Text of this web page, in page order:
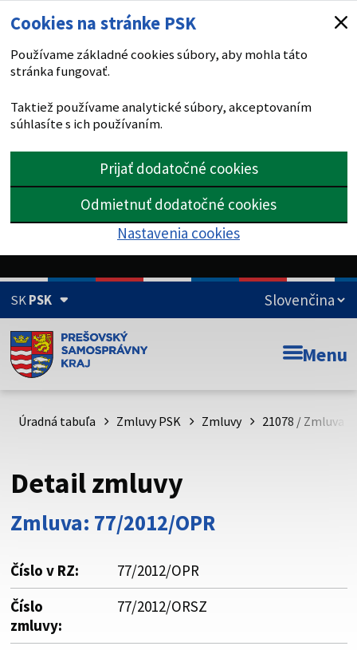
Cookies na stránke PSK
Používame základné cookies súbory, aby mohla táto
stránka fungovať.
Taktiež používame analytické súbory, akceptovaním
súhlasíte s ich používaním.
Prijať dodatočné cookies
Odmietnuť dodatočné cookies
Nastavenia cookies
SKPSK
Doména psk.sk je oficiálna
Toto je oficiálna webová stránka Prešovského
psk.sk.
Buďte pozorní a vždy sa uistite, že zdieľate informácie iba
cez zabezpečenú webovú stránku. Zabezpečená stránka
vždy začína https:// pred názvom domény webového sídla.
Menu
Úradná tabuľa Zmluvy PSK Zmluvy 21078 / Zmluva
Detail zmluvy
Zmluva: 77/2012/OPR
Číslo v RZ:
77/2012/OPR
Číslo
zmluvy:
77/2012/ORSZ